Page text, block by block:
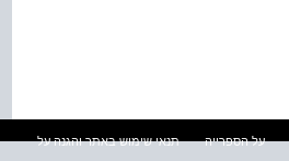
על הספרייה
תנאי שימוש באתר והגנה על